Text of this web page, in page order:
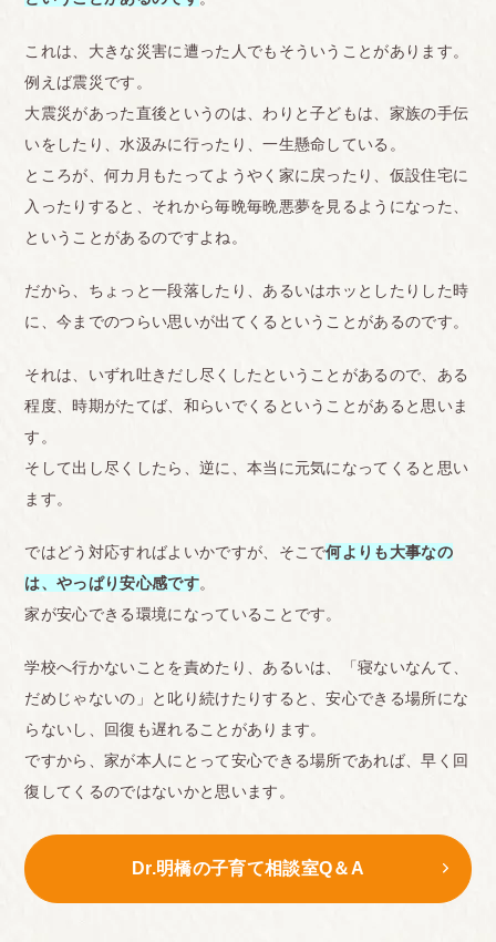
これは、大きな災害に遭った人でもそういうことがあります。
例えば震災です。
大震災があった直後というのは、わりと子どもは、家族の手伝
いをしたり、水汲みに行ったり、一生懸命している。
ところが、何カ月もたってようやく家に戻ったり、仮設住宅に
入ったりすると、それから毎晩毎晩悪夢を見るようになった、
ということがあるのですよね。
だから、ちょっと一段落したり、あるいはホッとしたりした時
に、今までのつらい思いが出てくるということがあるのです。
それは、いずれ吐きだし尽くしたということがあるので、ある
程度、時期がたてば、和らいでくるということがあると思いま
す。
そして出し尽くしたら、逆に、本当に元気になってくると思い
ます。
ではどう対応すればよいかですが、そこで何よりも大事なの
は、やっぱり安心感です。
家が安心できる環境になっていることです。
学校へ行かないことを責めたり、あるいは、「寝ないなんて、
だめじゃないの」と叱り続けたりすると、安心できる場所にな
らないし、回復も遅れることがあります。
ですから、家が本人にとって安心できる場所であれば、早く回
復してくるのではないかと思います。
Dr.明橋の子育て相談室Q＆A